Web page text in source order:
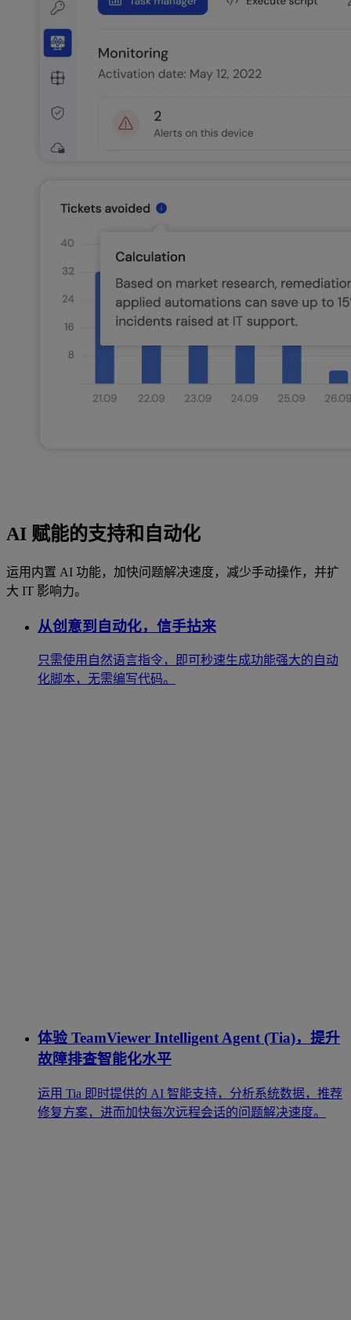
AI 赋能的支持和自动化
运用内置 AI 功能，加快问题解决速度，减少手动操作，并扩
大 IT 影响力。
从创意到自动化，信手拈来
只需使用自然语言指令，即可秒速生成功能强大的自动
化脚本，无需编写代码。
体验 TeamViewer Intelligent Agent (Tia)，提升
故障排查智能化水平
运用 Tia 即时提供的 AI 智能支持，分析系统数据，推荐
修复方案，进而加快每次远程会话的问题解决速度。